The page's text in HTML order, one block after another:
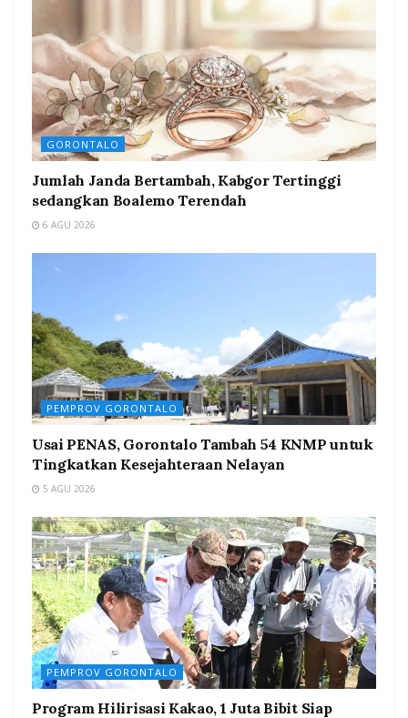
GORONTALO
Jumlah Janda Bertambah, Kabgor Tertinggi
sedangkan Boalemo Terendah
6 AGU 2026
PEMPROV GORONTALO
Usai PENAS, Gorontalo Tambah 54 KNMP untuk
Tingkatkan Kesejahteraan Nelayan
5 AGU 2026
PEMPROV GORONTALO
Program Hilirisasi Kakao, 1 Juta Bibit Siap